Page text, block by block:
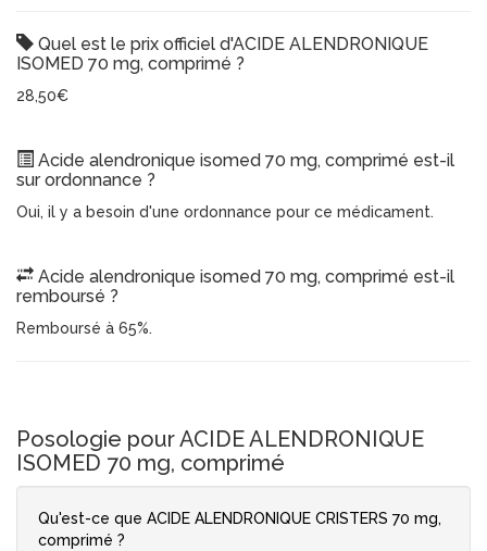
Quel est le prix officiel d'ACIDE ALENDRONIQUE
ISOMED 70 mg, comprimé ?
28,50€
Acide alendronique isomed 70 mg, comprimé est-il
sur ordonnance ?
Oui, il y a besoin d'une ordonnance pour ce médicament.
Acide alendronique isomed 70 mg, comprimé est-il
remboursé ?
Remboursé à 65%.
Posologie pour ACIDE ALENDRONIQUE
ISOMED 70 mg, comprimé
Qu'est-ce que ACIDE ALENDRONIQUE CRISTERS 70 mg,
comprimé ?